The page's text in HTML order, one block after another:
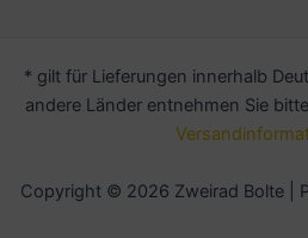
* gilt für Lieferungen innerhalb
andere Länder entnehmen Sie
Copyright © 2026 Zweirad Bolte |